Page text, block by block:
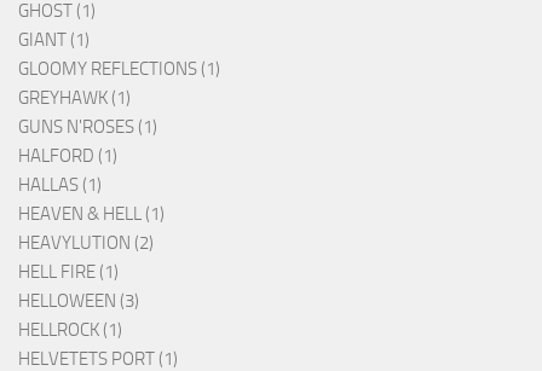
GHOST (1)
GIANT (1)
GLOOMY REFLECTIONS (1)
GREYHAWK (1)
GUNS N'ROSES (1)
HALFORD (1)
HALLAS (1)
HEAVEN & HELL (1)
HEAVYLUTION (2)
HELL FIRE (1)
HELLOWEEN (3)
HELLROCK (1)
HELVETETS PORT (1)